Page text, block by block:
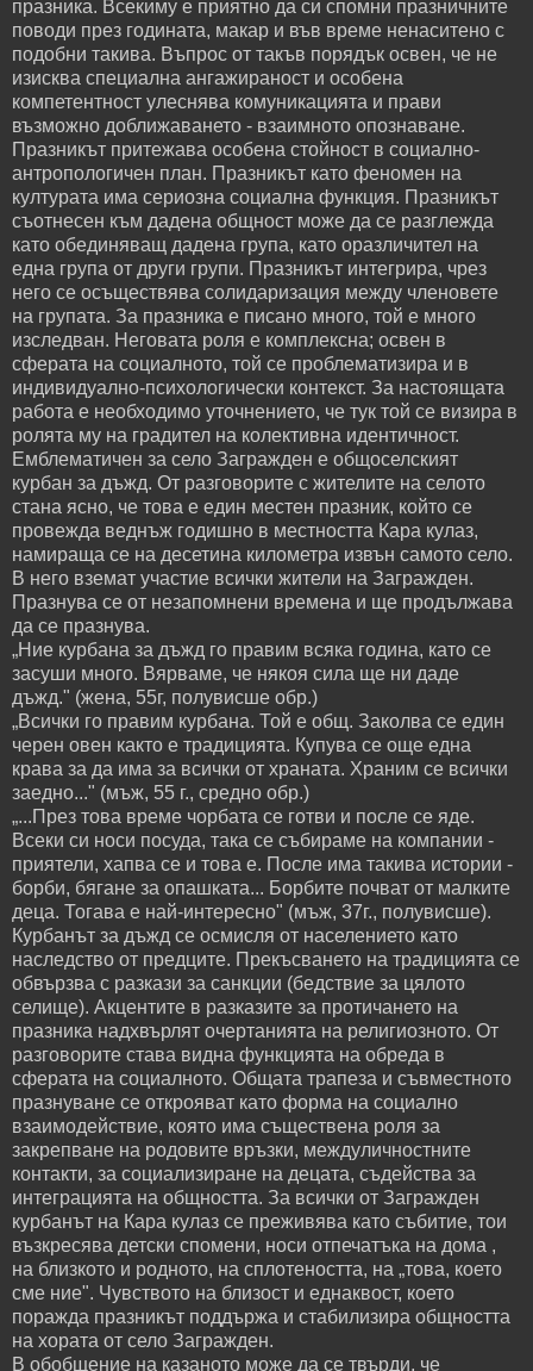
празника. Всекиму е приятно да си спомни празничните
поводи през годината, макар и във време ненаситено с
подобни такива. Въпрос от такъв порядък освен, че не
изисква специална ангажираност и особена
компетентност улеснява комуникацията и прави
възможно доближаването - взаимното опознаване.
Празникът притежава особена стойност в социално-
антропологичен план. Празникът като феномен на
културата има сериозна социална функция. Празникът
съотнесен към дадена общност може да се разглежда
като обединяващ дадена група, като оразличител на
една група от други групи. Празникът интегрира, чрез
него се осъществява солидаризация между членовете
на групата. За празника е писано много, той е много
изследван. Неговата роля е комплексна; освен в
сферата на социалното, той се проблематизира и в
индивидуално-психологически контекст. За настоящата
работа е необходимо уточнението, че тук той се визира в
ролята му на градител на колективна идентичност.
Емблематичен за село Загражден е общоселският
курбан за дъжд. От разговорите с жителите на селото
стана ясно, че това е един местен празник, който се
провежда веднъж годишно в местността Кара кулаз,
намираща се на десетина километра извън самото село.
В него вземат участие всички жители на Загражден.
Празнува се от незапомнени времена и ще продължава
да се празнува.
„Ние курбана за дъжд го правим всяка година, като се
засуши много. Вярваме, че някоя сила ще ни даде
дъжд." (жена, 55г, полувисше обр.)
„Всички го правим курбана. Той е общ. Заколва се един
черен овен както е традицията. Купува се още една
крава за да има за всички от храната. Храним се всички
заедно..." (мъж, 55 г., средно обр.)
„...През това време чорбата се готви и после се яде.
Всеки си носи посуда, така се събираме на компании -
приятели, хапва се и това е. После има такива истории -
борби, бягане за опашката... Борбите почват от малките
деца. Тогава е най-интересно" (мъж, 37г., полувисше).
Курбанът за дъжд се осмисля от населението като
наследство от предците. Прекъсването на традицията се
обвързва с разкази за санкции (бедствие за цялото
селище). Акцентите в разказите за протичането на
празника надхвърлят очертанията на религиозното. От
разговорите става видна функцията на обреда в
сферата на социалното. Общата трапеза и съвместното
празнуване се открояват като форма на социално
взаимодействие, която има съществена роля за
закрепване на родовите връзки, междуличностните
контакти, за социализиране на децата, съдейства за
интеграцията на общността. За всички от Загражден
курбанът на Кара кулаз се преживява като събитие, тои
възкресява детски спомени, носи отпечатъка на дома ,
на близкото и родното, на сплотеността, на „това, което
сме ние". Чувството на близост и еднаквост, което
поражда празникът поддържа и стабилизира общността
на хората от село Загражден.
В обобщение на казаното може да се твърди, че